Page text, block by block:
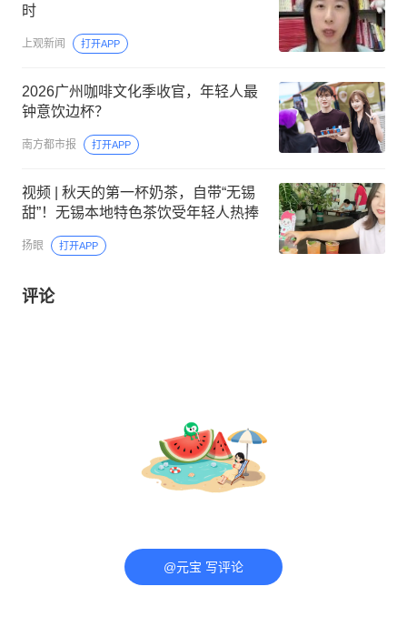
时
上观新闻 打开APP
2026广州咖啡文化季收官，年轻人最
钟意饮边杯？
南方都市报 打开APP
视频 | 秋天的第一杯奶茶，自带“无锡
甜”！无锡本地特色茶饮受年轻人热捧
扬眼 打开APP
评论
@元宝 写评论